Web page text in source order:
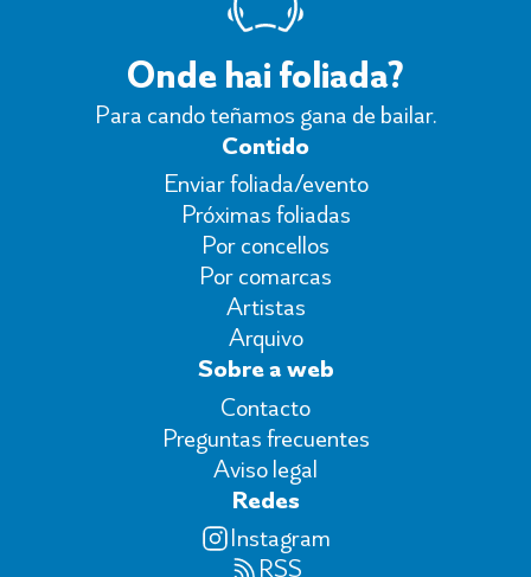
Onde hai foliada?
Para cando teñamos gana de bailar.
Contido
Enviar foliada/evento
Próximas foliadas
Por concellos
Por comarcas
Artistas
Arquivo
Sobre a web
Contacto
Preguntas frecuentes
Aviso legal
Redes
Instagram
RSS